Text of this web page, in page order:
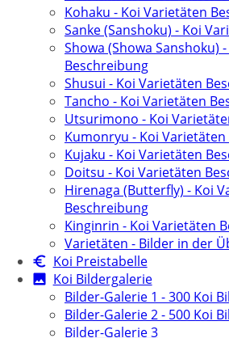
Kohaku - Koi Varietäten
Sanke (Sanshoku) - Koi
Showa (Showa Sanshoku)
Beschreibung
Shusui - Koi Varietäten
Tancho - Koi Varietäten
Utsurimono - Koi
Kumonryu - Koi
Kujaku - Koi Varietäten
Doitsu - Koi Varietäten
Hirenaga (Butterfly) - Koi
Beschreibung
Kinginrin - Koi Varietäten
Varietäten - Bilder in der
Koi Preistabelle
Koi Bildergalerie
Bilder-Galerie 1 - 300 Koi
Bilder-Galerie 2 - 500 Koi
Bilder-Galerie 3